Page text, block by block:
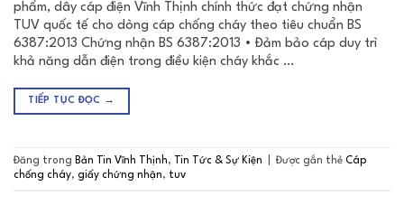
phẩm, dây cáp điện Vĩnh Thịnh chính thức đạt chứng nhận
TUV quốc tế cho dòng cáp chống cháy theo tiêu chuẩn BS
6387:2013 Chứng nhận BS 6387:2013 • Đảm bảo cáp duy trì
khả năng dẫn điện trong điều kiện cháy khắc …
TIẾP TỤC ĐỌC →
Đăng trong Bản Tin Vĩnh Thịnh, Tin Tức & Sự Kiện Được gắn thẻ Cáp
chống cháy, giấy chứng nhận, tuv